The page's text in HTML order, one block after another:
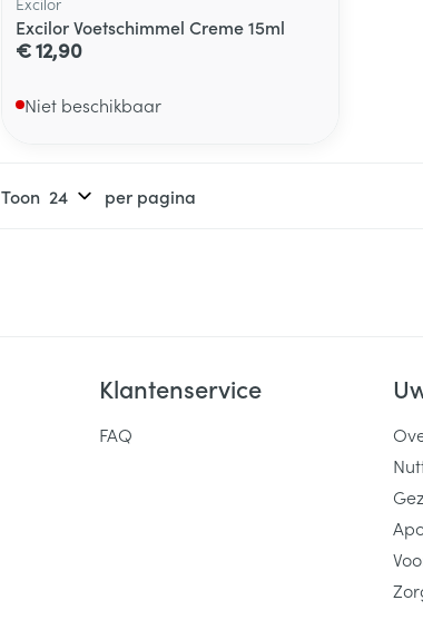
Excilor Voetschimmel Creme 15ml
€ 12,90
Niet beschikbaar
Toon per pagina
Klantenservice
FAQ